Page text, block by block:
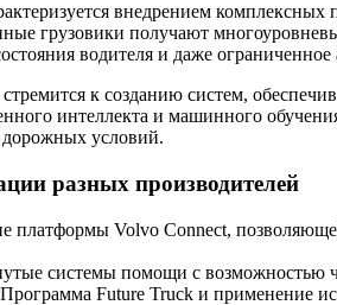
внедрением комплексных
грузовики получают
водителя и даже
к созданию систем,
интеллекта и машинного
дорожных условий.
разных производителей
платформы Volvo Connect,
системы помощи с возможностью
Программа Future Truck и применение